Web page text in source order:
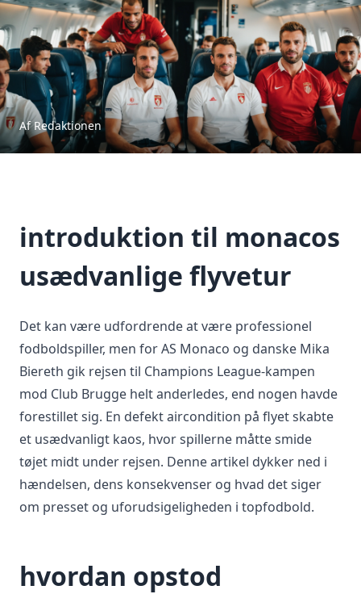
Af Redaktionen
introduktion til monacos
usædvanlige flyvetur
Det kan være udfordrende at være professionel
fodboldspiller, men for AS Monaco og danske Mika
Biereth gik rejsen til Champions League-kampen
mod Club Brugge helt anderledes, end nogen havde
forestillet sig. En defekt aircondition på flyet skabte
et usædvanligt kaos, hvor spillerne måtte smide
tøjet midt under rejsen. Denne artikel dykker ned i
hændelsen, dens konsekvenser og hvad det siger
om presset og uforudsigeligheden i topfodbold.
hvordan opstod